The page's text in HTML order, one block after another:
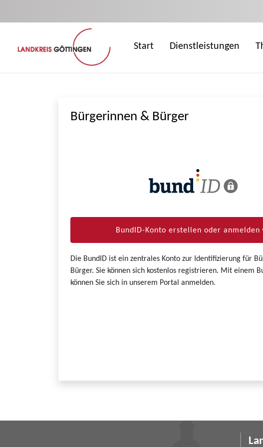
Start Dienstleistungen
Bürgerinnen & Bürger
BundID-Konto erstellen oder anmelden
Die BundID ist ein zentrales Konto zur Identifizierung für
Bürger. Sie können sich kostenlos registrieren. Mit einem
können Sie sich in unserem Portal anmelden.